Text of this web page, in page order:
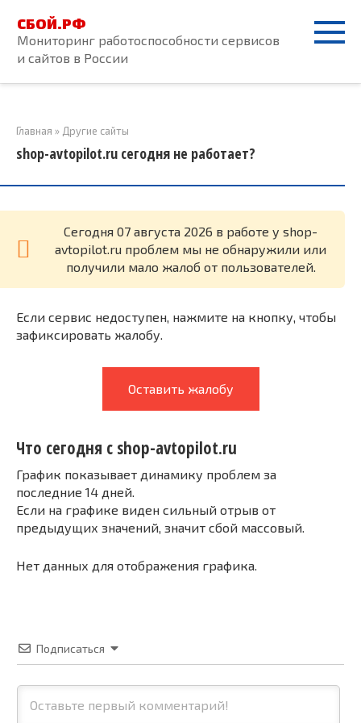
контенту
СБОЙ.РФ
Мониторинг работоспособности сервисов
и сайтов в России
Главная » Другие сайты
shop-avtopilot.ru сегодня не работает?
Cегодня 07 августа 2026 в работе у shop-
avtopilot.ru проблем мы не обнаружили или
получили мало жалоб от пользователей.
Если сервис недоступен, нажмите на кнопку, чтобы
зафиксировать жалобу.
Оставить жалобу
Что сегодня с shop-avtopilot.ru
График показывает динамику проблем за
последние 14 дней.
Если на графике виден сильный отрыв от
предыдущих значений, значит сбой массовый.
Нет данных для отображения графика.
Подписаться